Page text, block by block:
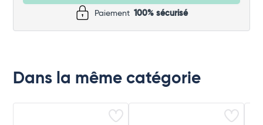
Paiement 100% sécurisé
Dans la même catégorie